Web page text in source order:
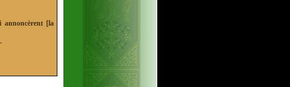
[la